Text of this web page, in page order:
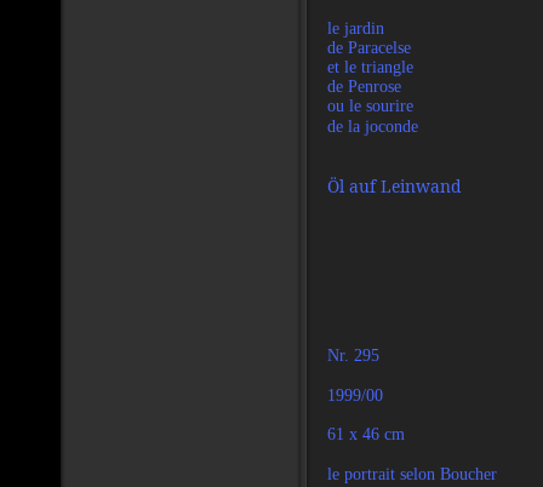
le jardin
de Paracelse
et le triangle
de Penrose
ou le sourire
de la joconde
Öl auf Leinwand
Nr. 295
1999/00
61 x 46 cm
le portrait selon Boucher